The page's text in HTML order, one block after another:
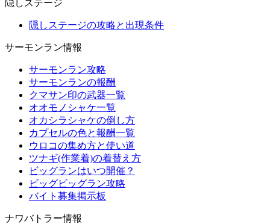
隠しステージ
隠しステージの攻略と出現条件
サーモンラン情報
サーモンラン攻略
サーモンランの報酬
クマサン印の武器一覧
オオモノシャケ一覧
オカシラシャケの倒し方
カプセルの色と報酬一覧
ウロコの集め方と使い道
ツナギ(作業着)の着替え方
ビッグランはいつ開催？
ビッグビッグラン攻略
バイト募集掲示板
ナワバトラー情報